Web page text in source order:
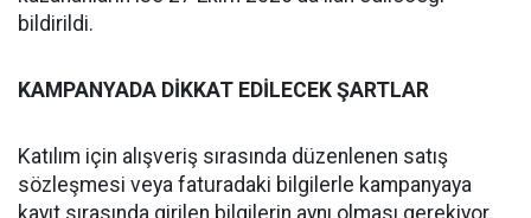
bildirildi.
KAMPANYADA DİKKAT EDİLECEK ŞARTLAR
Katılım için alışveriş sırasında düzenlenen satış
sözleşmesi veya faturadaki bilgilerle kampanyaya
kayıt sırasında girilen bilgilerin aynı olması gerekiyor.